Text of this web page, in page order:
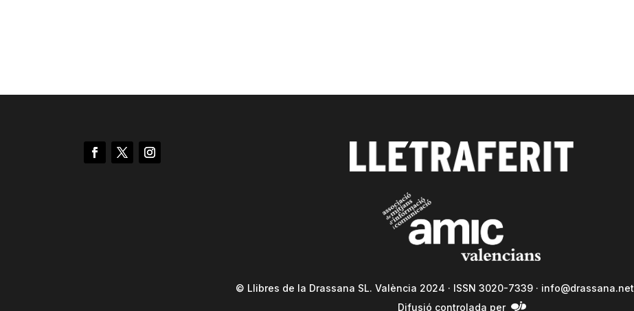
© Llibres de la Drassana SL. València 2024 · ISSN 3020-7339 · info@drassana.net
Difusió controlada per